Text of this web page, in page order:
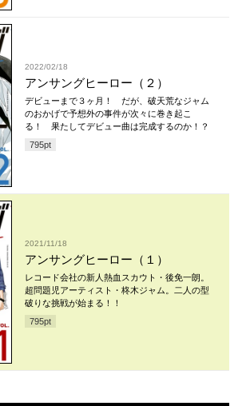
2022/02/18
アンサングヒーロー（２）
デビューまで３ヶ月！ だが、破天荒なジャム
のおかげで予想外の事件が次々に巻き起こ
る！ 果たしてデビュー曲は完成するのか！？
795pt
2021/11/18
アンサングヒーロー（１）
レコード会社の新人熱血スカウト・後免一朗。
超問題児アーティスト・柊木ジャム。二人の型
破りな挑戦が始まる！！
795pt